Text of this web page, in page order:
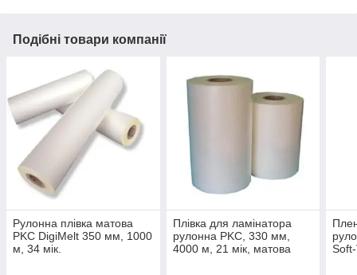
Подібні товари компанії
Рулонна плівка матова
PKC DigiMelt 350 мм, 1000
м, 34 мік.
Плівка для ламінатора
рулонна PKC, 330 мм,
4000 м, 21 мік, матова